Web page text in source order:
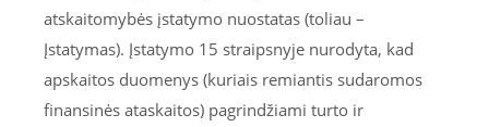
atskaitomybės įstatymo nuostatas (toliau –
Įstatymas). Įstatymo 15 straipsnyje nurodyta, kad
apskaitos duomenys (kuriais remiantis sudaromos
finansinės ataskaitos) pagrindžiami turto ir